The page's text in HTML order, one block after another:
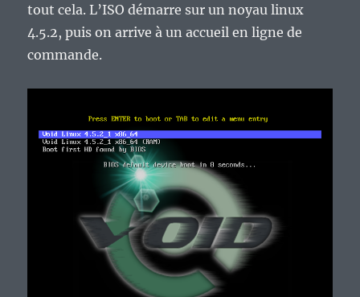
tout cela. L’ISO démarre sur un noyau linux
4.5.2, puis on arrive à un accueil en ligne de
commande.